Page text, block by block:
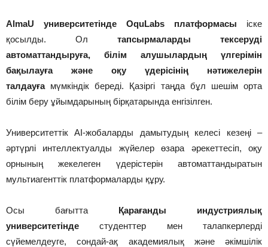
AlmaU университетінде OquLabs платформасы іске
қосылды. Ол тапсырмаларды тексеруді
автоматтандыруға, білім алушылардың үлгерімін
бақылауға және оқу үдерісінің нәтижелерін
талдауғамүмкіндік береді. Қазіргі таңда бұл шешім орта
білім беру ұйымдарының бірқатарында енгізілген.
Университеттік AI-жобаларды дамытудың келесі кезеңі –
әртүрлі интеллектуалды жүйелер өзара әрекеттесіп, оқу
орнының жекелеген үдерістерін автоматтандыратын
мультиагенттік платформаларды құру.
Осы бағытта Қарағанды индустриялық
университетінде студенттер мен талапкерлерді
сүйемелдеуге, сондай-ақ академиялық және әкімшілік